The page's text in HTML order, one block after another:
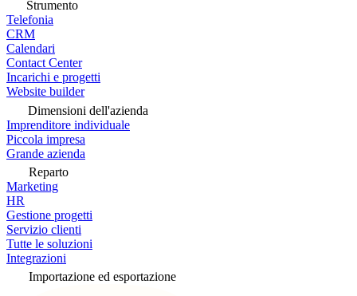
Strumento
Telefonia
CRM
Calendari
Contact Center
Incarichi e progetti
Website builder
Dimensioni dell'azienda
Imprenditore individuale
Piccola impresa
Grande azienda
Reparto
Marketing
HR
Gestione progetti
Servizio clienti
Tutte le soluzioni
Integrazioni
Importazione ed esportazione